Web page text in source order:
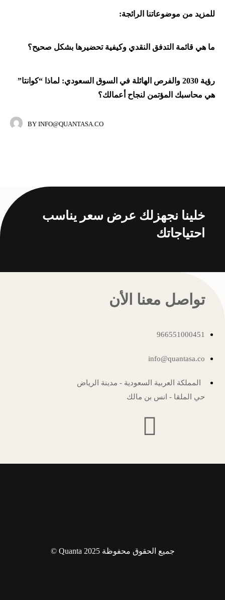
للمزيد من موضوعاتنا الرائجة:
ما هي قائمة التدفق النقدي وكيفية تحضيرها بشكل صحيح؟
رؤية 2030 والفرص الهائلة في السوق السعودي: لماذا “كوانتا”
هي محاسبك المؤتمن لنجاح أعمالك؟
BY INFO@QUANTASA.CO
خلينا نجهزلك عرض سعر يناسب
احتياجاتك
تواصل معنا الأن
966551000451
info@quantasa.co
المملكة العربية السعودية - مدينة الرياض
حي الملقا - انس بن مالك
جميع الحقوق محفوظة Quanta 2025 ©